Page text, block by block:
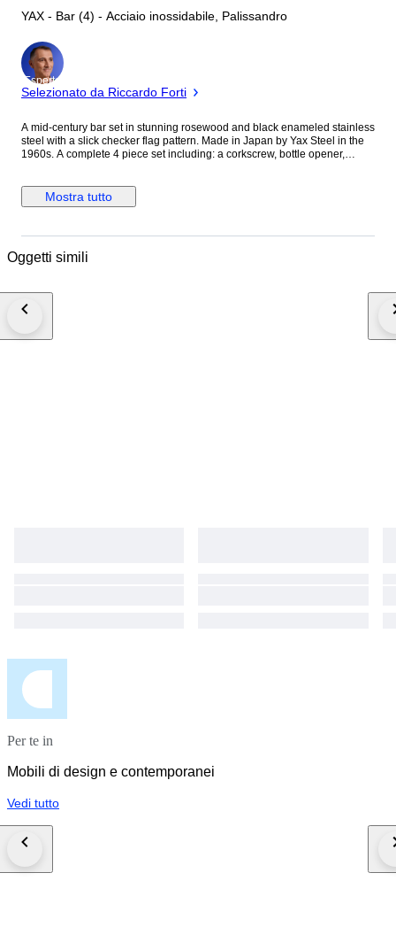
YAX - Bar (4) - Acciaio inossidabile, Palissandro
Esperto
Selezionato da Riccardo Forti
A mid-century bar set in stunning rosewood and black enameled stainless
steel with a slick checker flag pattern. Made in Japan by Yax Steel in the
1960s. A complete 4 piece set including: a corkscrew, bottle opener,
foam inlay. Used condition and part of age. Otherwise the set itself is in
super vintage condition.
Mostra tutto
Oggetti simili
Per te in
Mobili di design e contemporanei
Vedi tutto